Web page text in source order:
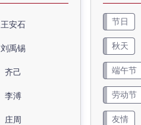
王安石
刘禹锡
齐己
李溥
庄周
节日
秋天
端午节
劳动节
友情